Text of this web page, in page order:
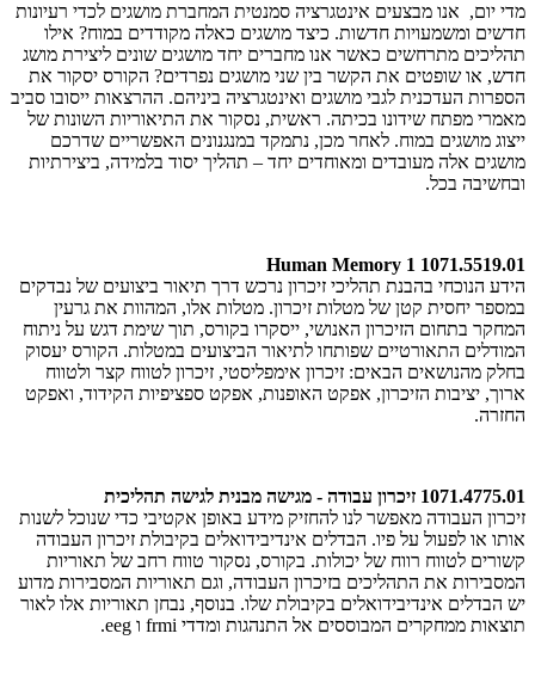
מדי יום, אנו מבצעים אינטגרציה סמנטית המחברת מושגים לכדי רעיונות
חדשים ומשמעויות חדשות. כיצד מושגים כאלה מקודדים במוח? אילו
תהליכים מתרחשים כאשר אנו מחברים יחד מושגים שונים ליצירת מושג
חדש, או שופטים את הקשר בין שני מושגים נפרדים? הקורס יסקור את
הספרות העדכנית לגבי מושגים ואינטגרציה ביניהם. ההרצאות ייסובו סביב
מאמרי מפתח שידונו בכיתה. ראשית, נסקור את התיאוריות השונות של
ייצוג מושגים במוח. לאחר מכן, נתמקד במנגנונים האפשריים שדרכם
מושגים אלה מעובדים ומאוחדים יחד – תהליך יסוד בלמידה, ביצירתיות
ובחשיבה בכל.
1071.5519.01 Human Memory 1
הידע הנוכחי בהבנת תהליכי זיכרון נרכש דרך תיאור ביצועים של נבדקים
במספר יחסית קטן של מטלות זיכרון. מטלות אלו, המהוות את גרעין
המחקר בתחום הזיכרון האנושי, ייסקרו בקורס, תוך שימת דגש על ניתוח
המודלים התאורטיים שפותחו לתיאור הביצועים במטלות. הקורס יעסוק
בחלק מהנושאים הבאים: זיכרון אימפליסטי, זיכרון לטווח קצר ולטווח
ארוך, יציבות הזיכרון, אפקט האופנות, אפקט ספציפיות הקידוד, ואפקט
החזרה.
1071.4775.01 זיכרון עבודה - מגישה מבנית לגישה תהליכית
זיכרון העבודה מאפשר לנו להחזיק מידע באופן אקטיבי כדי שנוכל לשנות
אותו או לפעול על פיו. הבדלים אינדיבידואלים בקיבולת זיכרון העבודה
קשורים לטווח רווח של יכולות. בקורס, נסקור טווח רחב של תאוריות
המסבירות את התהליכים בזיכרון העבודה, וגם תאוריות המסבירות מדוע
יש הבדלים אינדיבידואלים בקיבולת שלו. בנוסף, נבחן תאוריות אלו לאור
תוצאות ממחקרים המבוססים אל התנהגות ומדדי frmi ו eeg.